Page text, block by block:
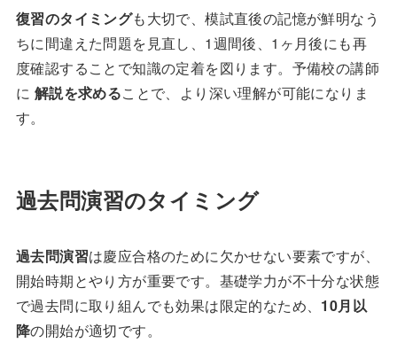
復習のタイミングも大切で、模試直後の記憶が鮮明なう
ちに間違えた問題を見直し、1週間後、1ヶ月後にも再
度確認することで知識の定着を図ります。予備校の講師
に 解説を求めることで、より深い理解が可能になりま
す。
過去問演習のタイミング
過去問演習は慶应合格のために欠かせない要素ですが、
開始時期とやり方が重要です。基礎学力が不十分な状態
で過去問に取り組んでも効果は限定的なため、 10月以
降の開始が適切です。